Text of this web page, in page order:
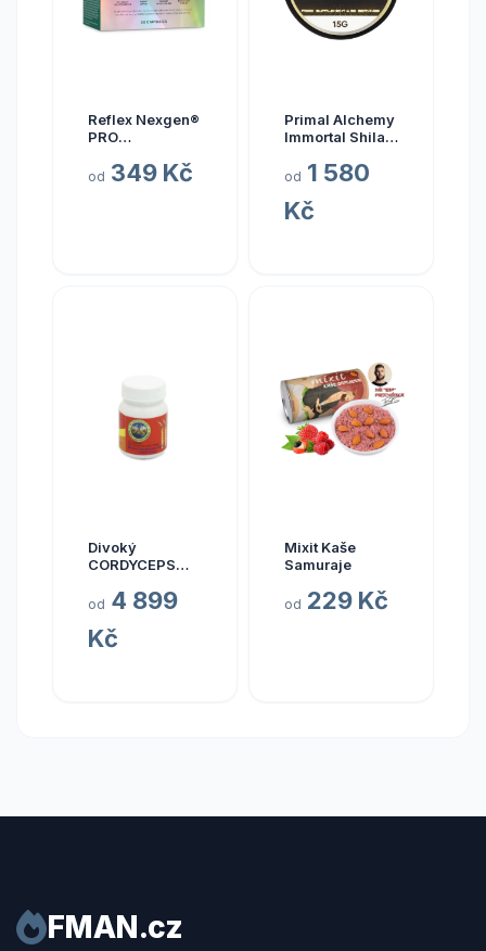
Reflex Nexgen®
PRO
NEW, 90 kapslí
od 349 Kč
Primal Alchemy
Immortal Shilajit
gramů
od 1 580
Kč
Divoký
CORDYCEPS
30 kapslí
od 4 899
Kč
Mixit Kaše
Samuraje
od 229 Kč
FMAN.cz